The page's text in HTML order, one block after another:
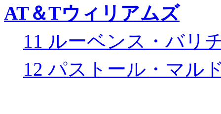
AT＆Tウィリアムズ
11 ルーベンス・バリ
12 パストール・マル